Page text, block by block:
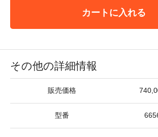
カートに入れる
その他の詳細情報
販売価格
型番